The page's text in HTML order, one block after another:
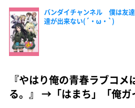
バンダイチャンネル 僕は友
達が出来ない(´・ω・`)
『やはり俺の青春ラブコメ
る。』 →「はまち」「俺ガ